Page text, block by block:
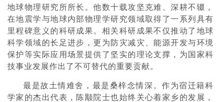
地球物理研究所所长。他数十载攻坚克难、深耕不辍，
在地震学与地球内部物理学研究领域取得了一系列具有
里程碑意义的科研成果。相关科研成果不仅推动了地球
科学领域的长足进步，更为防灾减灾、能源开发与环境
保护等实际应用场景提供了坚实的理论支撑，为国家科
技事业发展作出了不可替代的重要贡献。
最是故土情难舍，最是桑梓念情深。作为宿迁籍科
学家的杰出代表，陈颙院士也始终关心着家乡的发展，